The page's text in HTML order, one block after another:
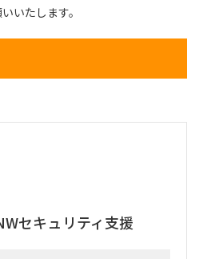
いたします。
セキュリティ支援